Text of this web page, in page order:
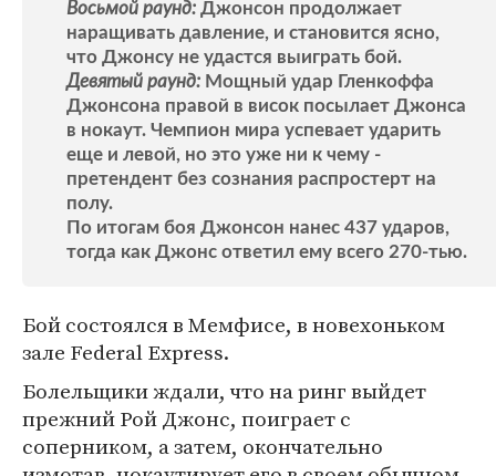
Восьмой раунд: Джонсон продолжает
наращивать давление, и становится ясно,
что Джонсу не удастся выиграть бой.
Девятый раунд: Мощный удар Гленкоффа
Джонсона правой в висок посылает Джонса
в нокаут. Чемпион мира успевает ударить
еще и левой, но это уже ни к чему -
претендент без сознания распростерт на
полу.
По итогам боя Джонсон нанес 437 ударов,
тогда как Джонс ответил ему всего 270-тью.
Бой состоялся в Мемфисе, в новехоньком
зале Federal Express.
Болельщики ждали, что на ринг выйдет
прежний Рой Джонс, поиграет с
соперником, а затем, окончательно